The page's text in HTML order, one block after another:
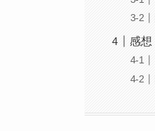
感想